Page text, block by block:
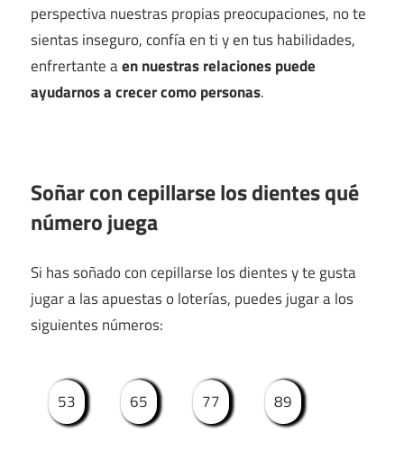
perspectiva nuestras propias preocupaciones, no te
sientas inseguro, confía en ti y en tus habilidades,
enfrertante aen nuestras relaciones puede
ayudarnos a crecer como personas.
Soñar con cepillarse los dientes qué
número juega
Si has soñado con cepillarse los dientes y te gusta
jugar a las apuestas o loterías, puedes jugar a los
siguientes números:
53 65 77 89